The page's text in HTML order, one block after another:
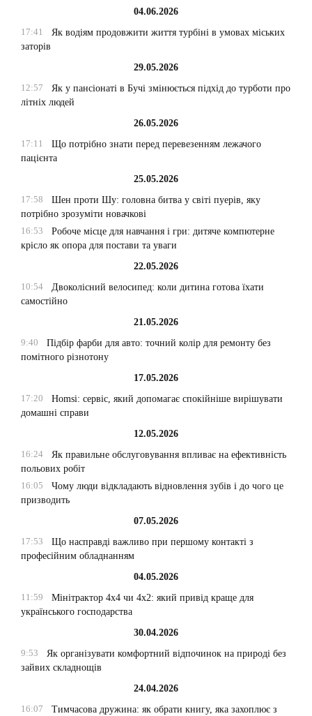
04.06.2026
17:41
Як водіям продовжити життя турбіні в умовах міських
заторів
29.05.2026
12:57
Як у пансіонаті в Бучі змінюється підхід до турботи про
літніх людей
26.05.2026
17:11
Що потрібно знати перед перевезенням лежачого
пацієнта
25.05.2026
17:58
Шен проти Шу: головна битва у світі пуерів, яку
потрібно зрозуміти новачкові
16:53
Робоче місце для навчання і гри: дитяче компютерне
крісло як опора для постави та уваги
22.05.2026
10:54
Двоколісний велосипед: коли дитина готова їхати
самостійно
21.05.2026
9:40
Підбір фарби для авто: точний колір для ремонту без
помітного різнотону
17.05.2026
17:20
Homsi: сервіс, який допомагає спокійніше вирішувати
домашні справи
12.05.2026
16:24
Як правильне обслуговування впливає на ефективність
польових робіт
16:05
Чому люди відкладають відновлення зубів і до чого це
призводить
07.05.2026
17:53
Що насправді важливо при першому контакті з
професійним обладнанням
04.05.2026
11:59
Мінітрактор 4х4 чи 4х2: який привід краще для
українського господарства
30.04.2026
9:53
Як організувати комфортний відпочинок на природі без
зайвих складнощів
24.04.2026
16:07
Тимчасова дружина: як обрати книгу, яка захоплює з